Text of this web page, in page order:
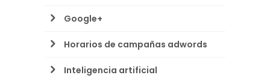
Google+
Horarios de campañas adwords
Inteligencia artificial